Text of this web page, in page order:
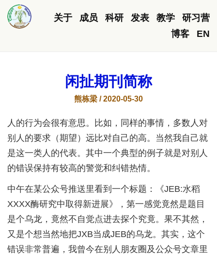
关于 成员 科研 发表 教学
研习营
博客
EN
闲扯期刊简称
熊栋梁 / 2020-05-30
人的行为会很有意思。比如，同样的事情，多数人对
别人的要求（期望）远比对自己的高。当然我自己就
是这一类人的代表。其中一个典型的例子就是对别人
的错误保持有较高的警觉和纠错热情。
中午在某公众号推送里看到一个标题：《JEB:水稻
XXXX酶研究中取得新进展》，第一感觉竟然是题目
是个乌龙，竟然不自觉点进去探个究竟。果不其然，
又是个想当然地把JXB当成JEB的乌龙。其实，这个
错误非常普遍，我曾今在别人朋友圈及公众号文章里